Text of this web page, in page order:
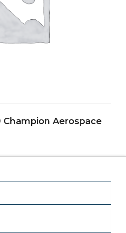
Aerospace